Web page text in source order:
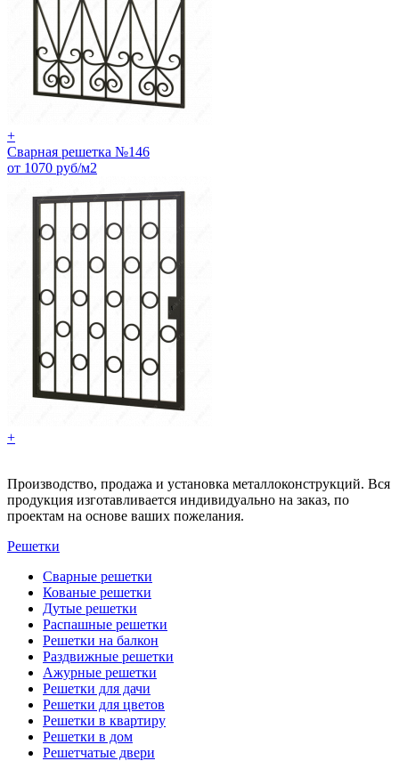
+
Сварная решетка №146
от 1070 руб/м2
+
Производство, продажа и установка металлоконструкций. Вся
продукция изготавливается индивидуально на заказ, по
проектам на основе ваших пожелания.
Решетки
Сварные решетки
Кованые решетки
Дутые решетки
Распашные решетки
Решетки на балкон
Раздвижные решетки
Ажурные решетки
Решетки для дачи
Решетки для цветов
Решетки в квартиру
Решетки в дом
Решетчатые двери